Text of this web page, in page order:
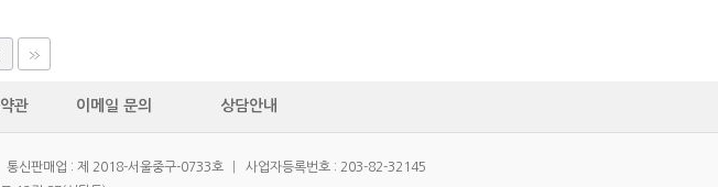
관 이메일 문의 상담안내
통신판매업 : 제 2018-서울중구-0733호
사업자등록번호 : 203-82-32145